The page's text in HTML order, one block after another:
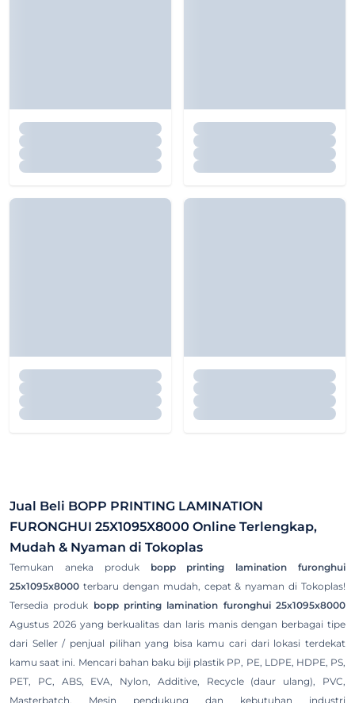
Jual Beli BOPP PRINTING LAMINATION
FURONGHUI 25X1095X8000 Online Terlengkap,
Mudah & Nyaman di Tokoplas
Temukan aneka produk bopp printing lamination furonghui
25x1095x8000 terbaru dengan mudah, cepat & nyaman di Tokoplas!
Tersedia produk bopp printing lamination furonghui 25x1095x8000
Agustus 2026 yang berkualitas dan laris manis dengan berbagai tipe
dari Seller / penjual pilihan yang bisa kamu cari dari lokasi terdekat
kamu saat ini. Mencari bahan baku biji plastik PP, PE, LDPE, HDPE, PS,
PET, PC, ABS, EVA, Nylon, Additive, Recycle (daur ulang), PVC,
Masterbatch, Mesin pendukung dan kebutuhan industri